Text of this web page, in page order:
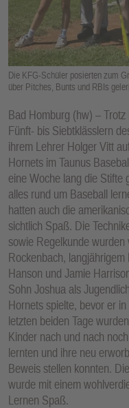
Die KFG-Schüler posierten zum
über Pitches, Bunts und RBIs
Bad Homburg (hw) –
Fünft- bis Siebtklässlern
ihrem Lehrer Holger Vitt
Hornets im Taunus
eine Woche lang die Stifte
alles rund um Baseball
hatten auch die
sichtlich Spaß. Die
sowie Regelkunde
Rockenbach,
Hanson und Jamie
Sohn Joshua als
Hornets spielte, bevor er
letzten beiden Tage
Kinder nach und nach
lernten und ihre neu
Beweis stellen konnten.
wurde mit einem
Lernen Spaß.
E
N